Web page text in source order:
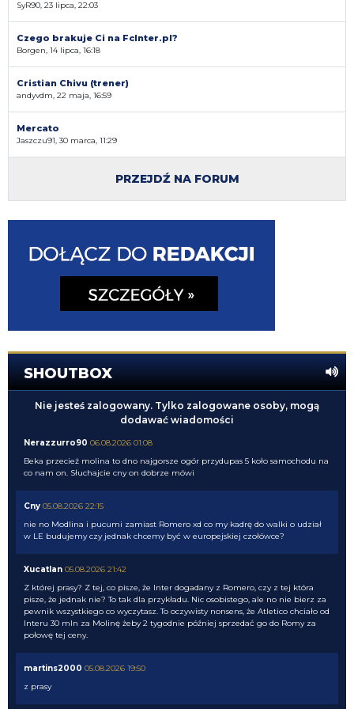
SyR90, 23 lipca, 22:03
Czego brakuje Ci na FcInter.pl?
Borgen, 14 lipca, 16:18
Cristian Chivu (trener)
andyvdm, 22 maja, 16:59
Mercato
Jaszczu91, 30 marca, 11:29
PRZEJDŹ NA FORUM
SHOUTBOX
Nie jesteś zalogowany. Tylko zalogowane osoby, mogą
dodawać wiadomości
Nerazzurro90 06.08.2026 01:08
Beka przecież molina to dno najgorsze ogór przydupas 5 koło samochodu na
co nam on. Słuchajcie cny on dobrze mówi
Cny 05.08.2026 22:15
nie no Modlina i pucumi zamiast Romero xd co my kadrę do walki o udział
w LE budujemy czy jednak chcemy być w europejskiej czołówce?
Xucatlan 05.08.2026 21:42
Z której prasy? Z tej, co pisze, że Inter dogadany z Romero, czy z tej która
pisze, że jednak nie? To tak dla przykładu. Nic osobistego, ale no nie bierz za
pewnik wszystkiego co wyczytasz. To oczywisty nonsens, że Atletico chciało od
Interu 30 mln za Molinę żeby 2 tygodnie później sprzedać go do Romy za
połowę tej ceny.
martins2000 05.08.2026 19:50
z prasy